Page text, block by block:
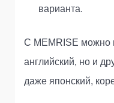
варианта.
С MEMRISE можно
английский, но и
даже японский,